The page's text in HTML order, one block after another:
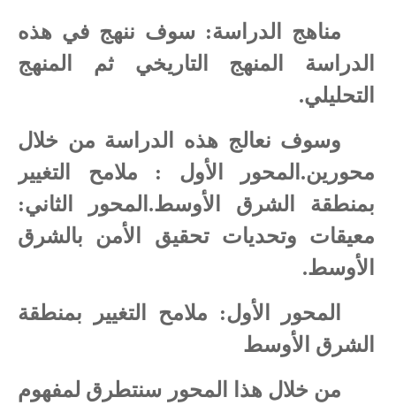
مناهج الدراسة: سوف ننهج في هذه
الدراسة المنهج التاريخي ثم المنهج
التحليلي.
وسوف نعالج هذه الدراسة من خلال
محورين.المحور الأول : ملامح التغيير
بمنطقة الشرق الأوسط. المحور الثاني:
معيقات وتحديات تحقيق الأمن بالشرق
الأوسط.
المحور الأول: ملامح التغيير بمنطقة
الشرق الأوسط
من خلال هذا المحور سنتطرق لمفهوم